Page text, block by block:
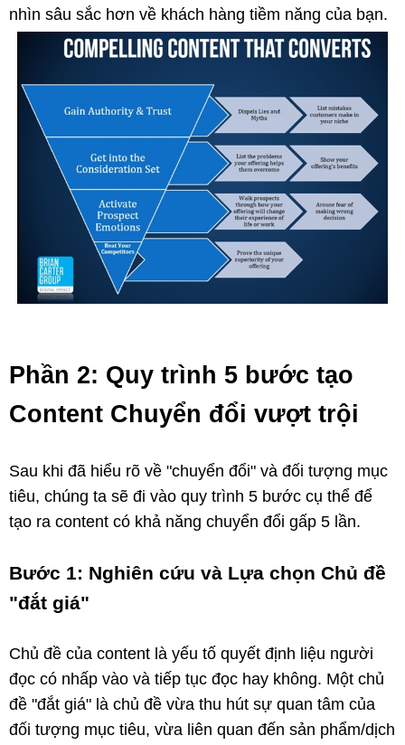
nhìn sâu sắc hơn về khách hàng tiềm năng của bạn.
Phần 2: Quy trình 5 bước tạo
Content Chuyển đổi vượt trội
Sau khi đã hiểu rõ về "chuyển đổi" và đối tượng mục
tiêu, chúng ta sẽ đi vào quy trình 5 bước cụ thể để
tạo ra content có khả năng chuyển đổi gấp 5 lần.
Bước 1: Nghiên cứu và Lựa chọn Chủ đề
"đắt giá"
Chủ đề của content là yếu tố quyết định liệu người
đọc có nhấp vào và tiếp tục đọc hay không. Một chủ
đề "đắt giá" là chủ đề vừa thu hút sự quan tâm của
đối tượng mục tiêu, vừa liên quan đến sản phẩm/dịch